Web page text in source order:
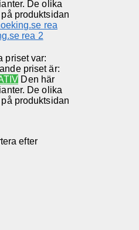
De olika
produktsidan
priset var:
priset är:
Den här
De olika
produktsidan
efter